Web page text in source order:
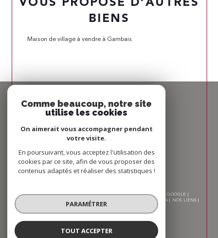
BIENS
Maison de village à vendre à Gambais
PROPRIÉTAIRE
Se connecter
Nous
ADHÉRONS
© 2026 | TOUS DROITS RÉSERVÉS | TRADUCTION POWERED BY GOOGLE |
PLAN DU SITE ADMIN
NOS LIENS
POLITIQUE RGPD
Comme beaucoup, notre site
utilise les cookies
On aimerait vous accompagner pendant
votre visite.
En poursuivant, vous acceptez l'utilisation des
cookies par ce site, afin de vous proposer des
contenus adaptés et réaliser des statistiques !
PARAMÉTRER
TOUT ACCEPTER